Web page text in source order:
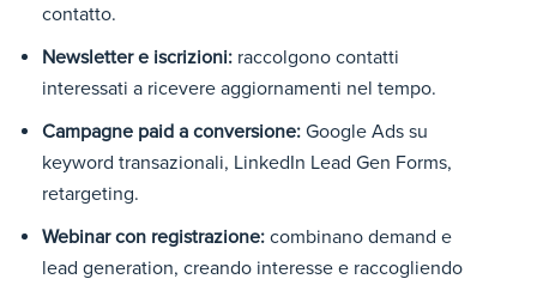
contatto.
Newsletter e iscrizioni: raccolgono contatti
interessati a ricevere aggiornamenti nel tempo.
Campagne paid a conversione: Google Ads su
keyword transazionali, LinkedIn Lead Gen Forms,
retargeting.
Webinar con registrazione: combinano demand e
lead generation, creando interesse e raccogliendo